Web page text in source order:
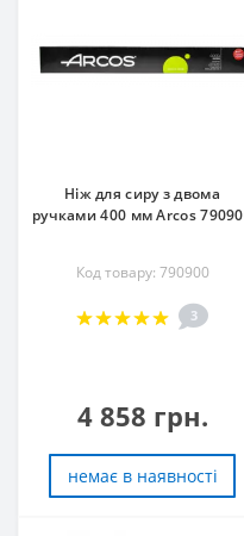
Ніж для сиру з двома
ручками 400 мм Arcos
Код товару: 790900
3
4 858 грн.
немає в наявностi